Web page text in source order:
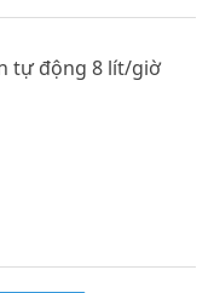
tự động 8 lít/giờ